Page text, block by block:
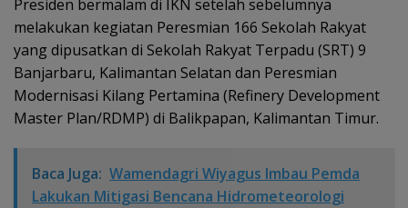
Presiden bermalam di IKN setelah sebelumnya
melakukan kegiatan Peresmian 166 Sekolah Rakyat
yang dipusatkan di Sekolah Rakyat Terpadu (SRT) 9
Banjarbaru, Kalimantan Selatan dan Peresmian
Modernisasi Kilang Pertamina (Refinery Development
Master Plan/RDMP) di Balikpapan, Kalimantan Timur.
Baca Juga: Wamendagri Wiyagus Imbau Pemda
Lakukan Mitigasi Bencana Hidrometeorologi